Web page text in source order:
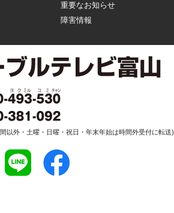
重要なお知らせ
障害情報
以外・土曜・日曜・祝日・年末年始は時間外受付に転送)